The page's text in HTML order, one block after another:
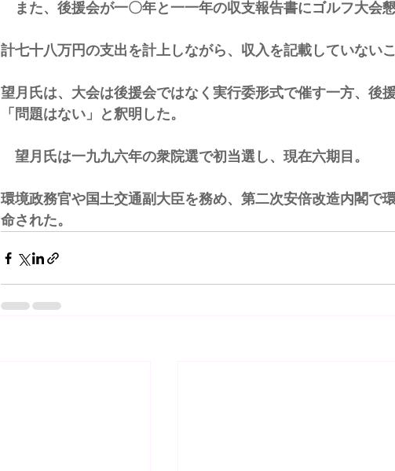
また、後援会が一〇年と一一年の収支報告書にゴルフ大会
計七十八万円の支出を計上しながら、収入を記載していない
望月氏は、大会は後援会ではなく実行委形式で催す一方、後
「問題はない」と釈明した。
望月氏は一九九六年の衆院選で初当選し、現在六期目。
環境政務官や国土交通副大臣を務め、第二次安倍改造内閣で
命された。